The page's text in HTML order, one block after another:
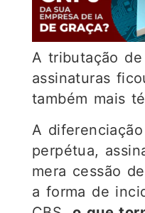
A tributação
assinaturas
também mais
A
perpétua,
mera cessão
a forma de